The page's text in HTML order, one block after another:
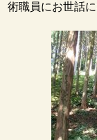
術職員にお世話